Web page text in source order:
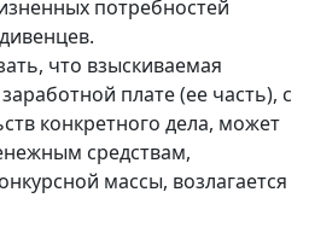
потребностей
что взыскиваемая
плате (ее часть), с
конкретного дела, может
средствам,
массы, возлагается